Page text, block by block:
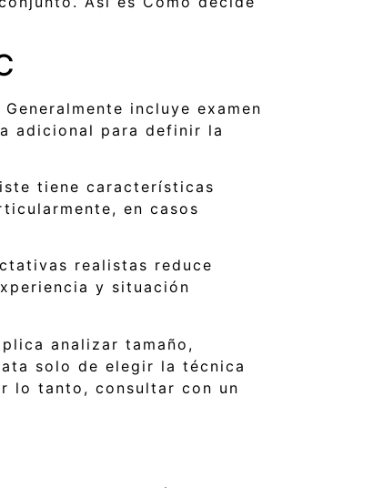
incluye examen
adicional para definir la
tiene características
en casos
realistas reduce
y situación
analizar tamaño,
solo de elegir la técnica
lo tanto, consultar con un